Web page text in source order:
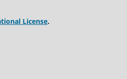
License.